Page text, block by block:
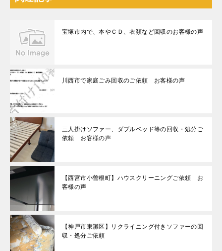
宝塚市内で、本やＣＤ、衣類など回収のお客様の声
川西市で家庭ごみ回収のご依頼 お客様の声
三人掛けソファー、ダブルベッド等の回収・処分ご
依頼 お客様の声
【西宮市小曽根町】ハウスクリーニングご依頼 お
客様の声
【神戸市東灘区】リクライニング付きソファーの回
収・処分ご依頼